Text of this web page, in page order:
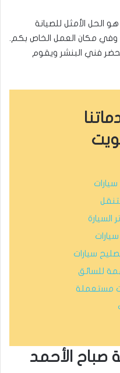
هو الحل الأمثل للصيانة
وفي مكان العمل الخاص بكم.
فني البنشر ويقوم
سيارات
سيارات
للسائق
مستعملة
صباح الأحمد